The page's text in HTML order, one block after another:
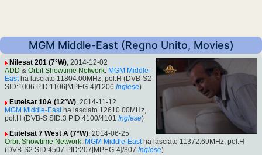
MGM Middle-East (Regno Unito, Movies)
Nilesat 201 (7°W), 2014-12-02
ADD & Orbit Showtime Network: MGM Middle-
Eastha lasciato 11804.00MHz, pol.H (DVB-S2
SID:1006 PID:1106[MPEG-4]/1206 Inglese)
Eutelsat 10A (12°W), 2014-11-12
MGM Middle-Eastha lasciato 12610.00MHz,
pol.H (DVB-S SID:3 PID:4100/4101 Inglese)
Eutelsat 7 West A (7°W), 2014-06-25
Orbit Showtime Network: MGM Middle-Eastha lasciato 11372.69MHz, pol.H
(DVB-S2 SID:4507 PID:207[MPEG-4]/307 Inglese)